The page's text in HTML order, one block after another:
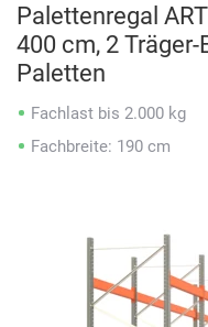
Palettenregal
400 cm, 2
Paletten
Fachlast bis 2.000 kg
Fachbreite: 190 cm